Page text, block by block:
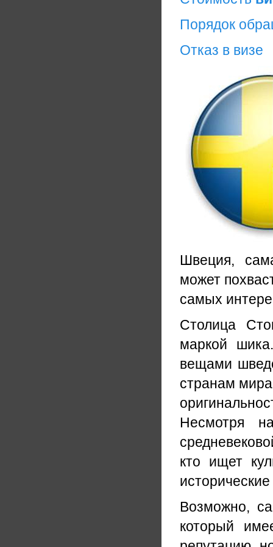
Порядок
Отказ в визе
Швеция,
может
самых
Столица
маркой
вещами
странам
Несмотря
кто ищет
Возможно,
который